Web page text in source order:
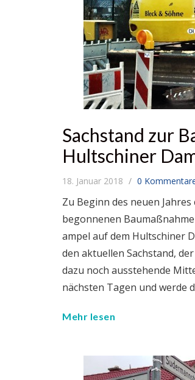
Sachstand zur
Hultschiner
18. Januar 2018 0
Zu Beginn des neuen
begonnenen
ampel auf dem Hultschiner
den aktuellen Sachstand,
dazu noch ausstehende
nächsten Tagen und werde
Mehr lesen